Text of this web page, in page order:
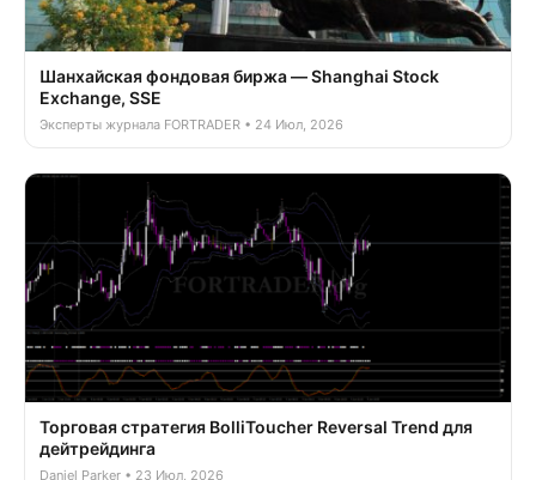
Шанхайская фондовая биржа — Shanghai Stock
Exchange, SSE
Эксперты журнала FORTRADER • 24 Июл, 2026
Торговая стратегия BolliToucher Reversal Trend для
дейтрейдинга
Daniel Parker • 23 Июл, 2026